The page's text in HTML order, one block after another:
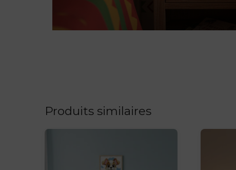
Produits similaires